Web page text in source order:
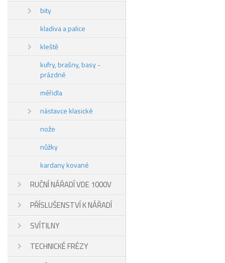
bity
kladiva a palice
kleště
kufry, brašny, basy -
prázdné
měřidla
nástavce klasické
nože
nůžky
kardany kované
RUČNÍ NÁŘADÍ VDE 1000V
PŘÍSLUŠENSTVÍ K NÁŘADÍ
SVÍTILNY
TECHNICKÉ FRÉZY